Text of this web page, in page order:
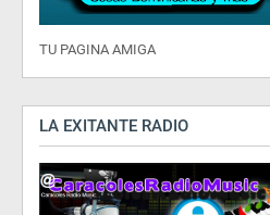
TU PAGINA AMIGA
LA EXITANTE RADIO